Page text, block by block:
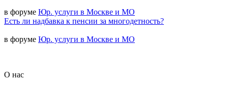
в форуме Юр. услуги в Москве и МО
Есть ли надбавка к пенсии за многодетность?
в форуме Юр. услуги в Москве и МО
О нас